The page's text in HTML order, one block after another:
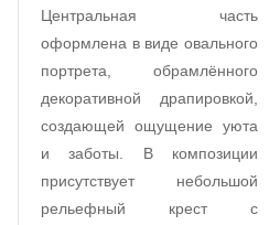
Центральная часть
оформлена в виде овального
портрета, обрамлённого
декоративной драпировкой,
создающей ощущение уюта
и заботы. В композиции
присутствует небольшой
рельефный крест с